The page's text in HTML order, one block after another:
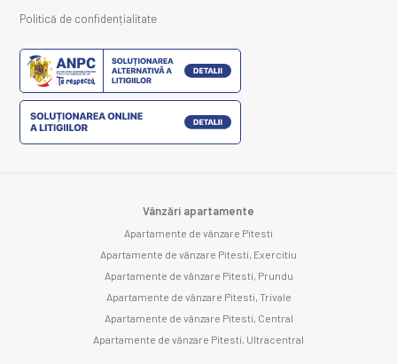
Politică de confidențialitate
Vânzări apartamente
Apartamente de vânzare Pitesti
Apartamente de vânzare Pitesti, Exercitiu
Apartamente de vânzare Pitesti, Prundu
Apartamente de vânzare Pitesti, Trivale
Apartamente de vânzare Pitesti, Central
Apartamente de vânzare Pitesti, Ultracentral